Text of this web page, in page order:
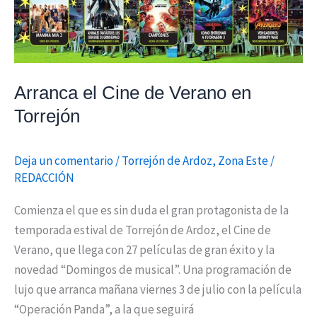
Arranca el Cine de Verano en
Torrejón
Deja un comentario/Torrejón de Ardoz, Zona Este/
REDACCIÓN
Comienza el que es sin duda el gran protagonista de la
temporada estival de Torrejón de Ardoz, el Cine de
Verano, que llega con 27 películas de gran éxito y la
novedad “Domingos de musical”. Una programación de
lujo que arranca mañana viernes 3 de julio con la película
“Operación Panda”, a la que seguirá